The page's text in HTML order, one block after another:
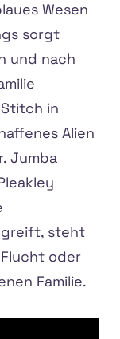
Wesen
sorgt
und nach
in
Alien
Jumba
steht
oder
Familie.